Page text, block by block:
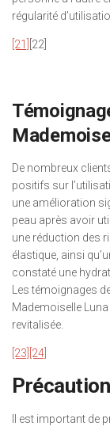
régularité
[21] [22]
De nombreux
positifs sur
une amélioration
peau après avoir
une réduction des
élastique, ainsi
constaté une
Les témoignages
Mademoiselle
revitalisée.
[23] [24]
Il est important de